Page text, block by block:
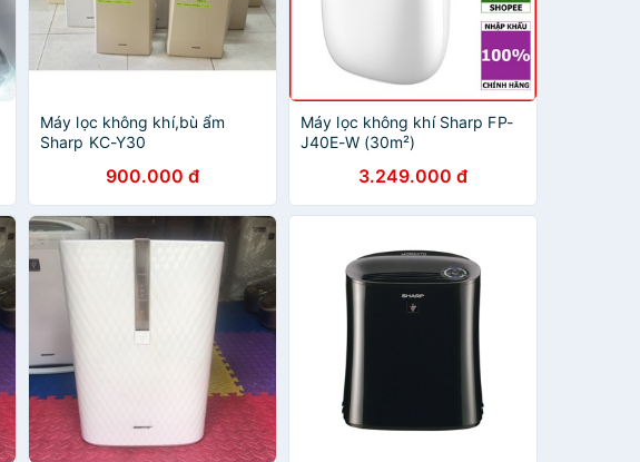
Máy lọc không khí,bù ẩm
Sharp KC-Y30
900.000 đ
Máy lọc không khí Sharp FP-
J40E-W (30m²)
3.249.000 đ